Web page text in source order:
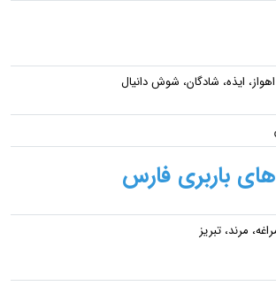
ایذه، شادگان، شوش دانیال
باربری فارس
مرند، تبریز